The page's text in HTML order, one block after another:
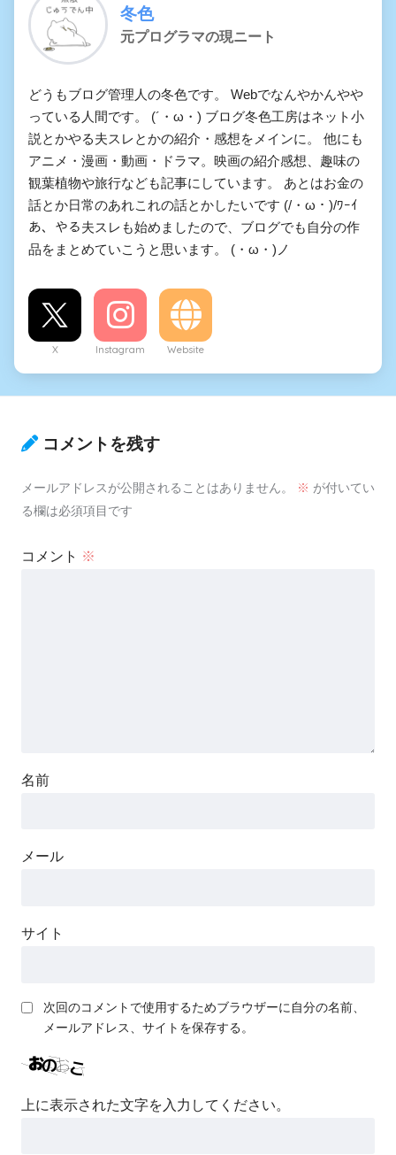
冬色
元プログラマの現ニート
どうもブログ管理人の冬色です。 Webでなんやかんやや
っている人間です。 (´・ω・) ブログ冬色工房はネット小
説とかやる夫スレとかの紹介・感想をメインに。 他にも
アニメ・漫画・動画・ドラマ。映画の紹介感想、趣味の
観葉植物や旅行なども記事にしています。 あとはお金の
話とか日常のあれこれの話とかしたいです (/・ω・)/ﾜｰｲ
あ、やる夫スレも始めましたので、ブログでも自分の作
品をまとめていこうと思います。 (・ω・)ノ
X Instagram Website
コメントを残す
メールアドレスが公開されることはありません。 ※ が付いてい
る欄は必須項目です
コメント ※
名前
メール
サイト
次回のコメントで使用するためブラウザーに自分の名前、
メールアドレス、サイトを保存する。
上に表示された文字を入力してください。